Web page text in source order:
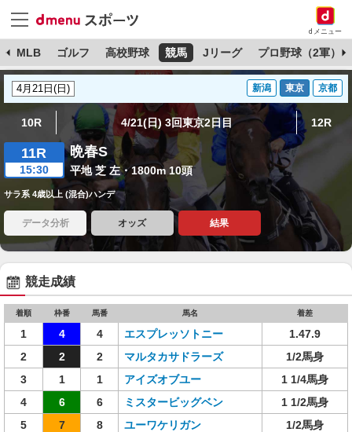
dメニュー
MLB ゴルフ 高校野球 競馬 Jリーグ プロ野球（2軍）
新潟 東京 京都
10R 4/21(日) 3回東京2日目 12R
11R
15:30
晩春S
平地 芝 左・1800m 10頭
サラ系 4歳以上 (混合)ハンデ
データ分析 オッズ 結果
競走成績
着順 枠番 馬番 馬名 着差
1 4 4 エスプレッソトニー
1.47.9
2
2 2 マルタカサドラーズ
1/2馬身
3
1 1 アイズオブユー
1 1/4馬身
4
6 6 ミスタービッグベン
1 1/2馬身
5
7 8 ユーワケリガン
1/2馬身